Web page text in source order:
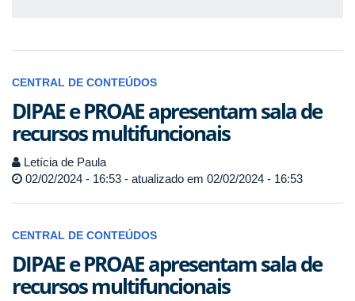
CENTRAL DE CONTEÚDOS
DIPAE e PROAE apresentam sala de
recursos multifuncionais
Letícia de Paula
02/02/2024 - 16:53 - atualizado em 02/02/2024 - 16:53
CENTRAL DE CONTEÚDOS
DIPAE e PROAE apresentam sala de
recursos multifuncionais